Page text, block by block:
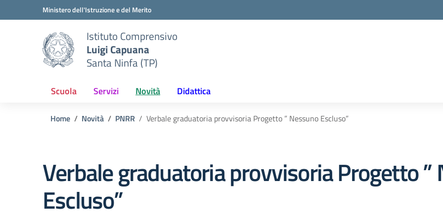
Vai ai contenuti
Vai al menu di navigazioneMinistero dell'Istruzione e del Merito
Istituto Comprensivo
Luigi Capuana
Santa Ninfa (TP)
Scuola Servizi Novità Didattica
Home Novità PNRR Verbale graduatoria provvisoria Progetto ” Nessuno Escluso”
Verbale graduatoria provvisoria Progetto ”
Escluso”